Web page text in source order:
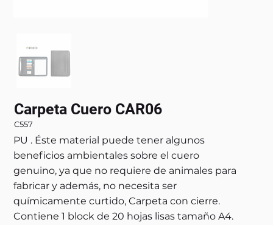
Carpeta Cuero CAR06
C557
PU . Éste material puede tener algunos
beneficios ambientales sobre el cuero
genuino, ya que no requiere de animales para
fabricar y además, no necesita ser
químicamente curtido, Carpeta con cierre.
Contiene 1 block de 20 hojas lisas tamaño A4.